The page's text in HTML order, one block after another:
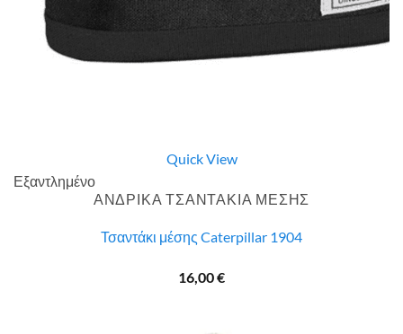
Quick View
Εξαντλημένο
ΑΝΔΡΙΚΑ ΤΣΑΝΤΑΚΙΑ ΜΕΣΗΣ
Τσαντάκι μέσης Caterpillar 1904
16,00€